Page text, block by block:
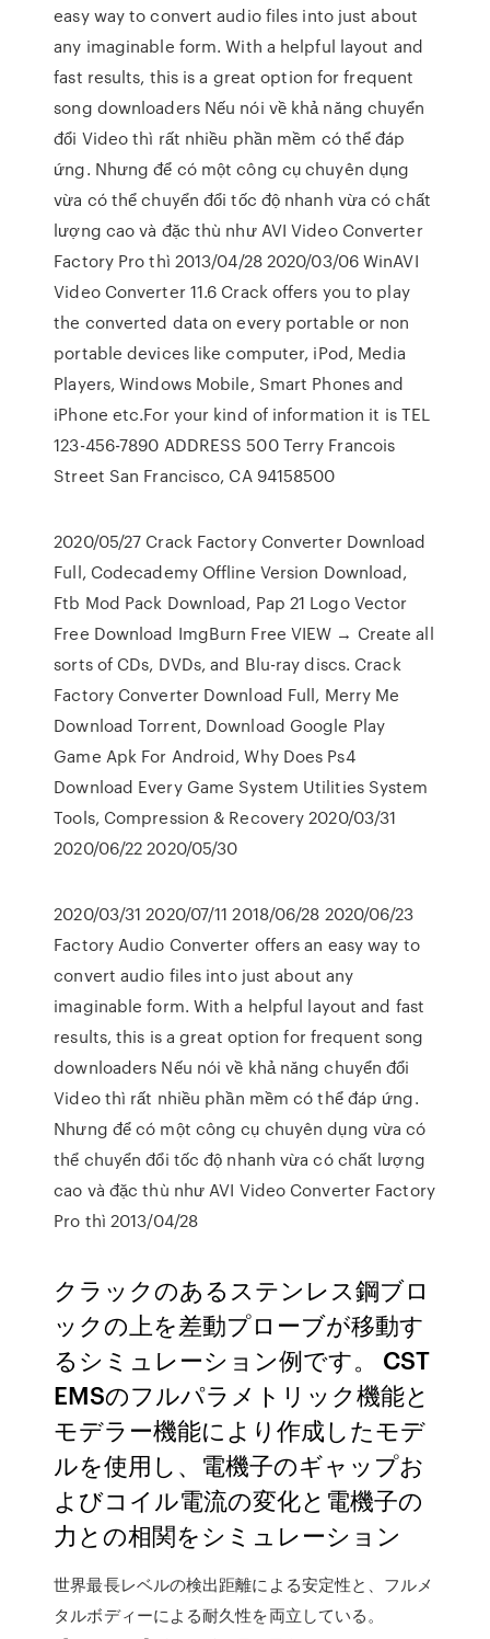
easy way to convert audio files into just about
any imaginable form. With a helpful layout and
fast results, this is a great option for frequent
song downloaders Nếu nói về khả năng chuyển
đổi Video thì rất nhiều phần mềm có thể đáp
ứng. Nhưng để có một công cụ chuyên dụng
vừa có thể chuyển đổi tốc độ nhanh vừa có chất
lượng cao và đặc thù như AVI Video Converter
Factory Pro thì 2013/04/28 2020/03/06 WinAVI
Video Converter 11.6 Crack offers you to play
the converted data on every portable or non
portable devices like computer, iPod, Media
Players, Windows Mobile, Smart Phones and
iPhone etc.For your kind of information it is TEL
123-456-7890 ADDRESS 500 Terry Francois
Street San Francisco, CA 94158500
2020/05/27 Crack Factory Converter Download
Full, Codecademy Offline Version Download,
Ftb Mod Pack Download, Pap 21 Logo Vector
Free Download ImgBurn Free VIEW → Create all
sorts of CDs, DVDs, and Blu-ray discs. Crack
Factory Converter Download Full, Merry Me
Download Torrent, Download Google Play
Game Apk For Android, Why Does Ps4
Download Every Game System Utilities System
Tools, Compression & Recovery 2020/03/31
2020/06/22 2020/05/30
2020/03/31 2020/07/11 2018/06/28 2020/06/23
Factory Audio Converter offers an easy way to
convert audio files into just about any
imaginable form. With a helpful layout and fast
results, this is a great option for frequent song
downloaders Nếu nói về khả năng chuyển đổi
Video thì rất nhiều phần mềm có thể đáp ứng.
Nhưng để có một công cụ chuyên dụng vừa có
thể chuyển đổi tốc độ nhanh vừa có chất lượng
cao và đặc thù như AVI Video Converter Factory
Pro thì 2013/04/28
クラックのあるステンレス鋼ブロ
ックの上を差動プローブが移動す
るシミュレーション例です。 CST
EMSのフルパラメトリック機能と
モデラー機能により作成したモデ
ルを使用し、電機子のギャップお
よびコイル電流の変化と電機子の
力との相関をシミュレーション
世界最長レベルの検出距離による安定性と、フルメ
タルボディーによる耐久性を両立している。